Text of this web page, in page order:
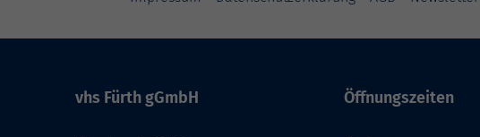
vhs Fürth gGmbH Öffnungszeiten